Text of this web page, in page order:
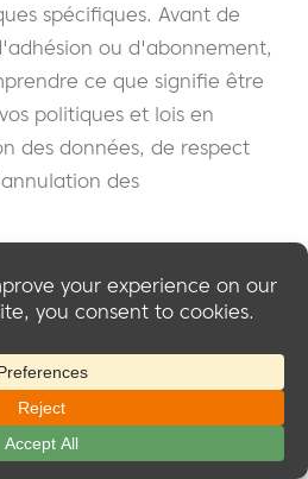
spécifiques. Avant de
ou d'abonnement,
ce que signifie être
politiques et lois en
des données, de respect
des
modèles de revenus
contrats B2B, vous
à des risques financiers si
pas à effectuer leurs